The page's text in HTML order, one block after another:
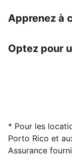
Apprenez à
Optez pour
Accueillez
* Pour les
Porto Rico et
Assurance